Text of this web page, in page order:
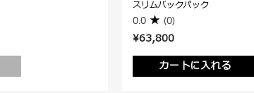
¥63,800
カートに入れる
スリムバックパック
0.0 (0)